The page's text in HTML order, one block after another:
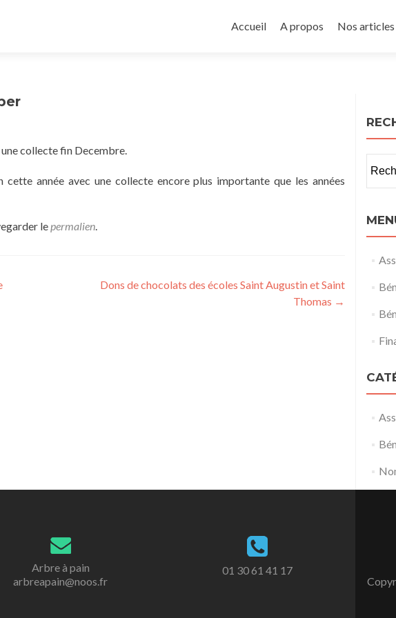
au
Accueil A propos Nos articles
collecte fin Decembre.
cette année avec une collecte encore plus importante que les années
lepermalien.
Dons de chocolats des écoles Saint Augustin et Saint
Thomas →
Arbre à pain
arbreapain@noos.fr
01 30 61 41 17